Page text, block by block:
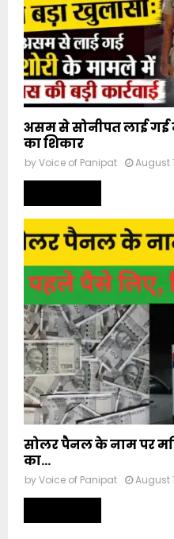
असम से सोनीपत लाई गई
का शिकार
byVoice of Panipat August
सोलर पैनल के नाम पर
का...
byVoice of Panipat August